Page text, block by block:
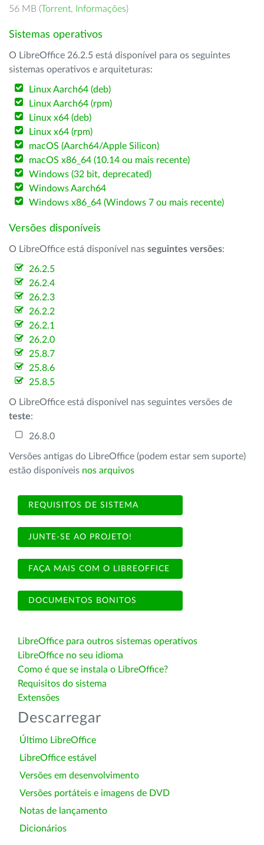
56 MB (Torrent, Informações)
Sistemas operativos
O LibreOffice 26.2.5 está disponível para os seguintes
sistemas operativos e arquiteturas:
Linux Aarch64 (deb)
Linux Aarch64 (rpm)
Linux x64 (deb)
Linux x64 (rpm)
macOS (Aarch64/Apple Silicon)
macOS x86_64 (10.14 ou mais recente)
Windows (32 bit, deprecated)
Windows Aarch64
Windows x86_64 (Windows 7 ou mais recente)
Versões disponíveis
O LibreOffice está disponível nas seguintes versões:
26.2.5
26.2.4
26.2.3
26.2.2
26.2.1
26.2.0
25.8.7
25.8.6
25.8.5
O LibreOffice está disponível nas seguintes versões de
teste:
26.8.0
Versões antigas do LibreOffice (podem estar sem suporte)
estão disponíveis nos arquivos
REQUISITOS DE SISTEMA
JUNTE-SE AO PROJETO!
FAÇA MAIS COM O LIBREOFFICE
DOCUMENTOS BONITOS
LibreOffice para outros sistemas operativos
LibreOffice no seu idioma
Como é que se instala o LibreOffice?
Requisitos do sistema
Extensões
Descarregar
Último LibreOffice
LibreOffice estável
Versões em desenvolvimento
Versões portáteis e imagens de DVD
Notas de lançamento
Dicionários